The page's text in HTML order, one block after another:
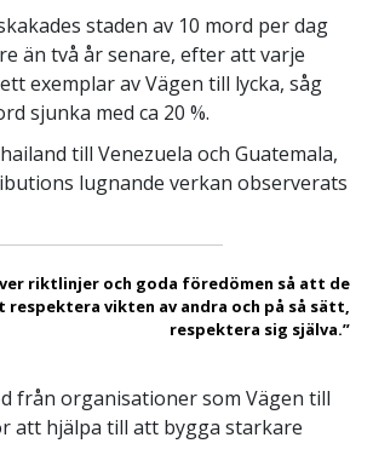
staden av 10 mord per dag
än två år senare, efter att varje
exemplar av Vägen till lycka, såg
sjunka med ca 20 %.
till Venezuela och Guatemala,
lugnande verkan observerats
riktlinjer och goda föredömen så att de
respektera vikten av andra och på så sätt,
respektera sig själva.”
från organisationer som Vägen till
att hjälpa till att bygga starkare